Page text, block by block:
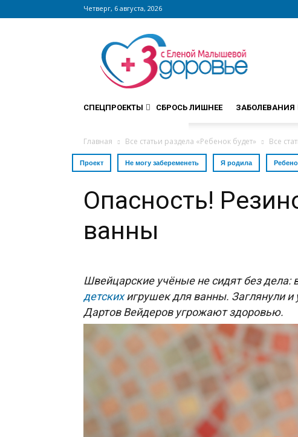
Четверг, 6 августа, 2026
Сайт
zdorovieinfo.ru
крупнейший
медицинский
интернет-
СПЕЦПРОЕКТЫ СБРОСЬ ЛИШНЕЕ ЗАБОЛЕВАНИЯ
Главная Все статьи раздела «Ребенок будет» Все
Проект Не могу забеременеть Я родила
Опасность!
ванны
Швейцарские учёные не сидят без дела:
детскихигрушек для ванны. Заглянули и
Дартов Вейдеров угрожают здоровью.